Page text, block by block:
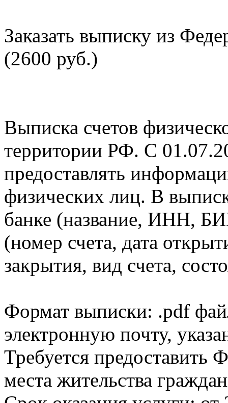
Заказать выписку из
(2600 руб.)
Выписка счетов
территории РФ. С
предоставлять
физических лиц. В
банке (название, ИНН,
(номер счета, дата
закрытия, вид счета,
Формат выписки: .pdf
электронную почту,
Требуется
места жительства